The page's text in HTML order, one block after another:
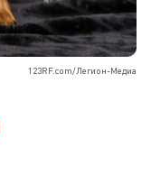
123RF.com/Легион-Медиа